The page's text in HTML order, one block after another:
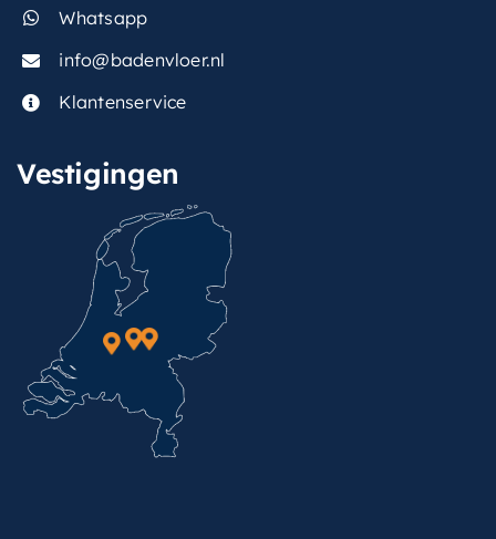
Whatsapp
info@badenvloer.nl
Klantenservice
Vestigingen